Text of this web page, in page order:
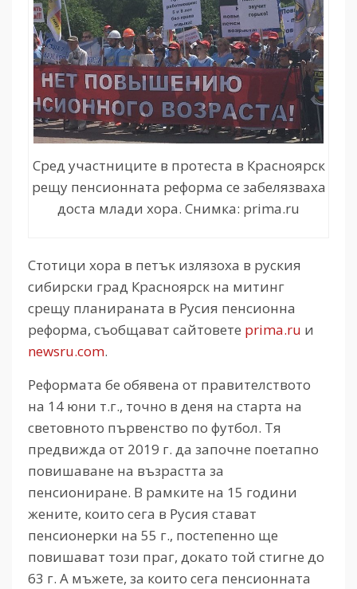
Сред участниците в протеста в Красноярск
рещу пенсионната реформа се забелязваха
доста млади хора. Снимка: prima.ru
Стотици хора в петък излязоха в руския
сибирски град Красноярск на митинг
срещу планираната в Русия пенсионна
реформа, съобщават сайтовете prima.ru и
newsru.com.
Реформата бе обявена от правителството
на 14 юни т.г., точно в деня на старта на
световното първенство по футбол. Тя
предвижда от 2019 г. да започне поетапно
повишаване на възрастта за
пенсиониране. В рамките на 15 години
жените, които сега в Русия стават
пенсионерки на 55 г., постепенно ще
повишават този праг, докато той стигне до
63 г. А мъжете, за които сега пенсионната